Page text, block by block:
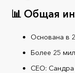
📊 Общая
Основана в
Более 25
CEO: